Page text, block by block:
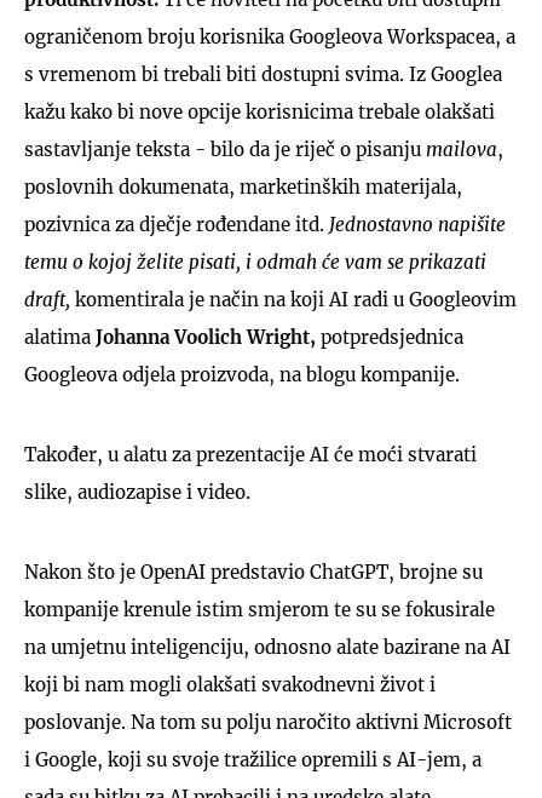
ograničenom broju korisnika Googleova Workspacea, a
s vremenom bi trebali biti dostupni svima. Iz Googlea
kažu kako bi nove opcije korisnicima trebale olakšati
sastavljanje teksta - bilo da je riječ o pisanju mailova,
poslovnih dokumenata, marketinških materijala,
pozivnica za dječje rođendane itd. Jednostavno napišite
temu o kojoj želite pisati, i odmah će vam se prikazati
draft, komentirala je način na koji AI radi u Googleovim
alatima Johanna Voolich Wright, potpredsjednica
Googleova odjela proizvoda, na blogu kompanije.
Također, u alatu za prezentacije AI će moći stvarati
slike, audiozapise i video.
Nakon što je OpenAI predstavio ChatGPT, brojne su
kompanije krenule istim smjerom te su se fokusirale
na umjetnu inteligenciju, odnosno alate bazirane na AI
koji bi nam mogli olakšati svakodnevni život i
poslovanje. Na tom su polju naročito aktivni Microsoft
i Google, koji su svoje tražilice opremili s AI-jem, a